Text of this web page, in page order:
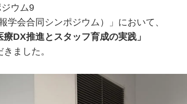
ウム9
学会合同シンポジウム）」において、
DX推進とスタッフ育成の実践」
ました。